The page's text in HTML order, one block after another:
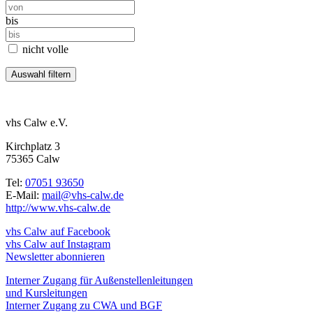
bis
nicht volle
vhs Calw e.V.
Kirchplatz 3
75365 Calw
Tel: 07051 93650
E-Mail: mail@vhs-calw.de
http://www.vhs-calw.de
vhs Calw auf Facebook
vhs Calw auf Instagram
Newsletter abonnieren
Interner Zugang für Außenstellenleitungen
und Kursleitungen
Interner Zugang zu CWA und BGF